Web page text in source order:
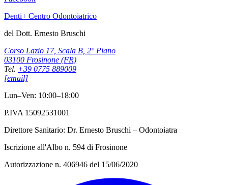
Denti+ Centro Odontoiatrico
del Dott. Ernesto Bruschi
Corso Lazio 17, Scala B, 2° Piano
03100 Frosinone (FR)
Tel. +39 0775 889009
[email]
Lun–Ven: 10:00–18:00
P.IVA 15092531001
Direttore Sanitario: Dr. Ernesto Bruschi – Odontoiatra
Iscrizione all'Albo n. 594 di Frosinone
Autorizzazione n. 406946 del 15/06/2020